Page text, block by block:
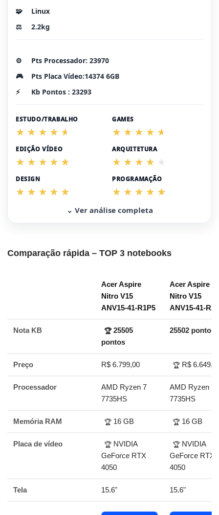
🧩
Linux
⚖️
2.2kg
⚙️
Pts Processador: 23970
🎮
Pts Placa Vídeo:14374 6GB
⚡
Kb Pontos : 23293
ESTUDO/TRABALHO GAMES
EDIÇÃO VÍDEO ARQUITETURA
DESIGN PROGRAMAÇÃO
⌄ Ver análise completa
Comparação rápida – TOP 3 notebooks
Acer Aspire
Nitro V15
ANV15-41-R1P5
Acer Aspire
Nitro V15
ANV15-41-
Nota KB 🏆25505
pontos
25502 pontos
Preço R$ 6.799,00 🏆 R$
Processador
AMD Ryzen 7
7735HS
AMD Ryzen 7
7735HS
Memória RAM 🏆 16 GB 🏆 16 GB
Placa de vídeo 🏆 NVIDIA
GeForce RTX
4050
🏆 NVIDIA
GeForce RTX
4050
Tela 15.6" 15.6"